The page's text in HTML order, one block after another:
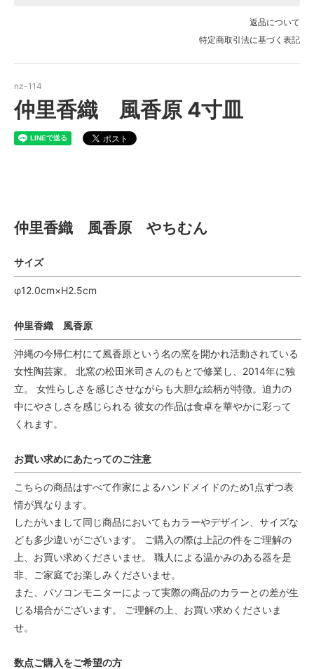
返品について
特定商取引法に基づく表記
nz-114
仲里香織 風香原 4寸皿
仲里香織 風香原 やちむん
サイズ
φ12.0cm×H2.5cm
仲里香織 風香原
沖縄の今帰仁村にて風香原という名の窯を開かれ活動されている
女性陶芸家。 北窯の松田米司さんのもとで修業し、2014年に独
立。 女性らしさを感じさせながらも大胆な絵柄が特徴。迫力の
中にやさしさを感じられる 彼女の作品は食卓を華やかに彩って
くれます。
お買い求めにあたってのご注意
こちらの商品はすべて作家によるハンドメイドのため1点ずつ表
情が異なります。
したがいまして同じ商品においてもカラーやデザイン、サイズな
ども多少違いがございます。 ご購入の際は上記の件をご理解の
上、お買い求めくださいませ。 職人による温かみのある器を是
非、ご家庭でお楽しみくださいませ。
また、パソコンモニターによって実際の商品のカラーとの差が生
じる場合がございます。 ご理解の上、お買い求めくださいま
せ。
数点ご購入をご希望の方